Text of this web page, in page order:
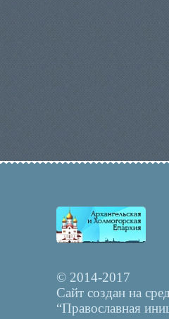
© 2014-2017
Сайт создан на
“Православная